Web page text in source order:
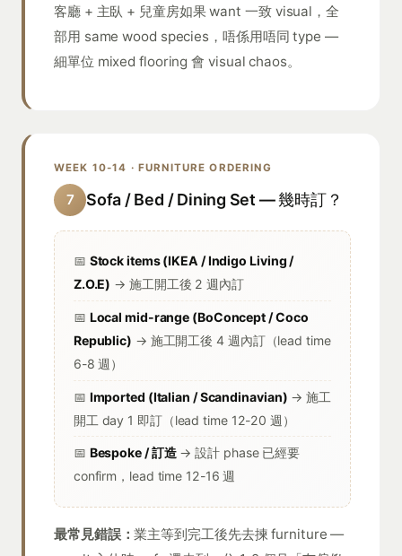
客廳 + 主臥 + 兒童房如果 want 一致 visual，全
部用 same wood species，唔係用唔同 type —
細單位 mixed flooring 會 visual chaos。
WEEK 10-14 · FURNITURE ORDERING
7 Sofa / Bed / Dining Set — 幾時訂？
📅 Stock items (IKEA / Indigo Living /
Z.O.E) → 施工開工後 2 週內訂
📅 Local mid-range (BoConcept / Coco
Republic) → 施工開工後 4 週內訂（lead time
6-8 週）
📅 Imported (Italian / Scandinavian) → 施工
開工 day 1 即訂（lead time 12-20 週）
📅 Bespoke / 訂造→ 設計 phase 已經要
confirm，lead time 12-16 週
最常見錯誤：業主等到完工後先去揀 furniture —